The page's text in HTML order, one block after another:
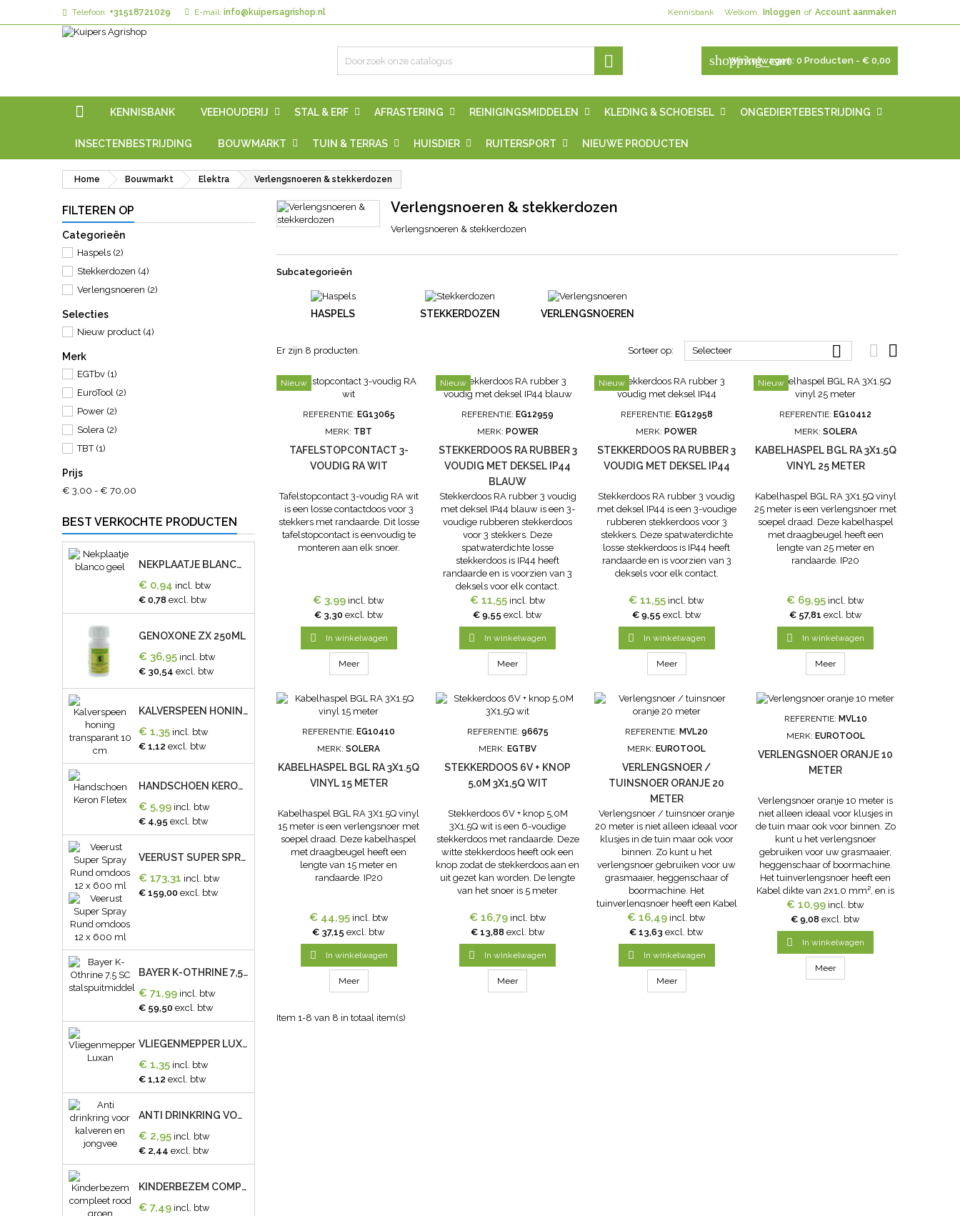
Telefoon: +31518721029 E-mail: info@kuipersagrishop.nl Welkom, Inloggen of Account aanmaken
Kennisbank
shopping_cart
Winkelwagen: 0 Producten - € 0,00

KENNISBANK VEEHOUDERIJ STAL & ERF AFRASTERING REINIGINGSMIDDELEN KLEDING & SCHOEISEL ONGEDIERTEBESTRIJDING
INSECTENBESTRIJDING BOUWMARKT TUIN & TERRAS HUISDIER RUITERSPORT NIEUWE PRODUCTEN
Home Bouwmarkt Elektra Verlengsnoeren & stekkerdozen
FILTEREN OP
Categorieën
Haspels (2)
Stekkerdozen (4)
Verlengsnoeren (2)
Selecties
Nieuw product (4)
Merk
EGTbv (1)
EuroTool (2)
Power (2)
Solera (2)
TBT (1)
Prijs
€ 3,00 - € 70,00
BEST VERKOCHTE PRODUCTEN
NEKPLAATJE BLANCO GEEL
€ 0,94 incl. btw
€ 0,78 excl. btw
GENOXONE ZX 250ML
€ 36,95 incl. btw
€ 30,54 excl. btw
KALVERSPEEN HONING TRANSPARANT 10 CM
€ 1,35 incl. btw
€ 1,12 excl. btw
HANDSCHOEN KERON FLETEX
€ 5,99 incl. btw
€ 4,95 excl. btw
VEERUST SUPER SPRAY RUND OMDOOS 12 X 600 ML
€ 173,31 incl. btw
€ 159,00 excl. btw
BAYER K-OTHRINE 7,5 SC STALSPUITMIDDEL
€ 71,99 incl. btw
€ 59,50 excl. btw
VLIEGENMEPPER LUXAN
€ 1,35 incl. btw
€ 1,12 excl. btw
ANTI DRINKRING VOOR KALVEREN EN JONGVEE
€ 2,95 incl. btw
€ 2,44 excl. btw
KINDERBEZEM COMPLEET ROOD GROEN
€ 7,49 incl. btw
Verlengsnoeren & stekkerdozen
Verlengsnoeren & stekkerdozen
Subcategorieën
HASPELS STEKKERDOZEN VERLENGSNOEREN
Er zijn 8 producten. Sorteer op: Selecteer   
Nieuw
REFERENTIE: EG13065
MERK: TBT
TAFELSTOPCONTACT 3-
VOUDIG RA WIT
Tafelstopcontact 3-voudig RA wit
is een losse contactdoos voor 3
stekkers met randaarde. Dit losse
tafelstopcontact is eenvoudig te
monteren aan elk snoer.
€ 3,99 incl. btw
€ 3,30 excl. btw
 In winkelwagen
Meer
Nieuw
REFERENTIE:EG12959
MERK: POWER
STEKKERDOOS RA RUBBER 3
VOUDIG MET DEKSEL IP44
BLAUW
Stekkerdoos RA rubber 3 voudig
met deksel IP44 blauw is een 3-
voudige rubberen stekkerdoos
voor 3 stekkers. Deze
spatwaterdichte losse
stekkerdoos is IP44 heeft
randaarde en is voorzien van 3
deksels voor elk contact.
€ 11,55 incl. btw
€ 9,55 excl. btw
 In winkelwagen
Meer
Nieuw
REFERENTIE: EG12958
MERK:POWER
STEKKERDOOS RA RUBBER 3
VOUDIG MET DEKSEL IP44
Stekkerdoos RA rubber 3 voudig
met deksel IP44 is een 3-voudige
rubberen stekkerdoos voor 3
stekkers. Deze spatwaterdichte
losse stekkerdoos is IP44 heeft
randaarde en is voorzien van 3
deksels voor elk contact.
€ 11,55 incl. btw
€ 9,55 excl. btw
 In winkelwagen
Meer
Nieuw
REFERENTIE:EG10412
MERK: SOLERA
KABELHASPEL BGL RA 3X1.5Q
VINYL 25 METER
Kabelhaspel BGL RA 3X1.5Q vinyl
25 meter is een verlengsnoer met
soepel draad. Deze kabelhaspel
met draagbeugel heeft een
lengte van 25 meter en
randaarde. IP20
€ 69,95 incl. btw
€ 57,81 excl. btw
 In winkelwagen
Meer
REFERENTIE:EG10410
MERK:SOLERA
KABELHASPEL BGL RA 3X1.5Q
VINYL 15 METER
Kabelhaspel BGL RA 3X1.5Q vinyl
15 meter is een verlengsnoer met
soepel draad. Deze kabelhaspel
met draagbeugel heeft een
lengte van 15 meter en
randaarde. IP20
€ 44,95 incl. btw
€ 37,15 excl. btw
 In winkelwagen
Meer
REFERENTIE: 96675
MERK:EGTBV
STEKKERDOOS 6V + KNOP
5,0M 3X1,5Q WIT
Stekkerdoos 6V + knop 5,0M
3X1,5Q wit is een 6-voudige
stekkerdoos met randaarde. Deze
witte stekkerdoos heeft ook een
knop zodat de stekkerdoos aan en
uit gezet kan worden. De lengte
van het snoer is 5 meter
€ 16,79 incl. btw
€ 13,88 excl. btw
 In winkelwagen
Meer
REFERENTIE:MVL20
MERK:EUROTOOL
VERLENGSNOER /
TUINSNOER ORANJE 20
METER
Verlengsnoer / tuinsnoer oranje
20 meter is niet alleen ideaal voor
klusjes in de tuin maar ook voor
binnen. Zo kunt u het
verlengsnoer gebruiken voor uw
grasmaaier, heggenschaar of
boormachine. Het
tuinverlengsnoer heeft een Kabel
dikte van 2x1,0 mm², en is 10
meter lang. Tuinsnoer Max 2500
watt
€ 16,49 incl. btw
€ 13,63 excl. btw
 In winkelwagen
Meer
REFERENTIE: MVL10
MERK: EUROTOOL
VERLENGSNOER ORANJE 10
METER
Verlengsnoer oranje 10 meter is
niet alleen ideaal voor klusjes in
de tuin maar ook voor binnen. Zo
kunt u het verlengsnoer
gebruiken voor uw grasmaaier,
heggenschaar of boormachine.
Het tuinverlengsnoer heeft een
Kabel dikte van 2x1,0 mm², en is
10 meter lang. Tuinsnoer Max
2500 watt
€ 10,99 incl. btw
€ 9,08 excl. btw
 In winkelwagen
Meer
Item 1-8 van 8 in totaal item(s)